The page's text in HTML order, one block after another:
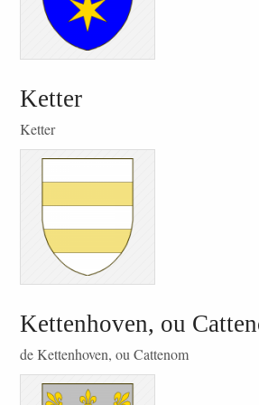
Ketter
Ketter
Kettenhoven, ou
de Kettenhoven, ou Cattenom